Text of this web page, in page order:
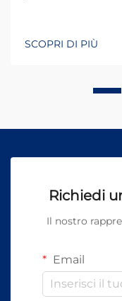
SCOPRI DI PIÙ
Richiedi
Il nostro
Email